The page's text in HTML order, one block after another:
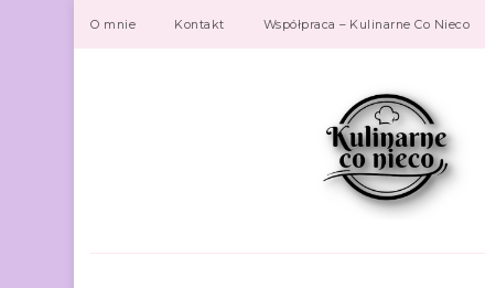
O mnie Kontakt Współpraca – Kulinarne Co Nieco